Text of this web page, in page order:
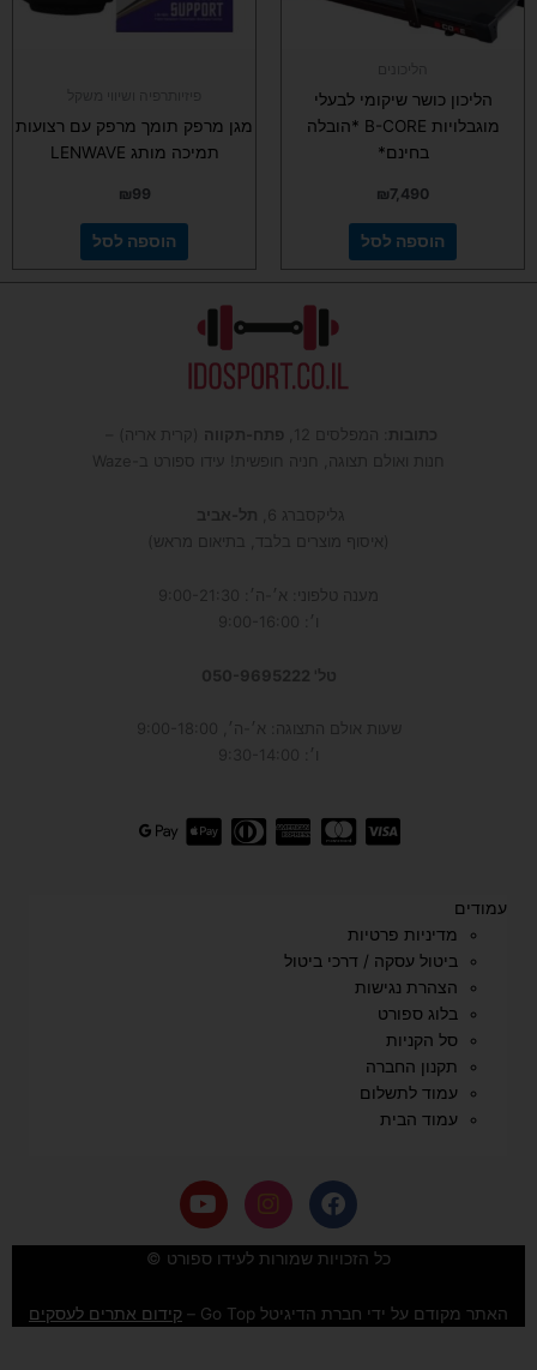
הליכון כושר שיקומי לבעלי
מוגבלויות B-CORE *הובלה
בחינם*
₪7,490
הוספה לסל
מגן מרפק תומך מרפק עם רצועות
תמיכה מותג LENWAVE
₪99
הוספה לסל
כתובות : המפלסים 12, פתח-תקווה (קרית אריה) –
חנות ואולם תצוגה, חניה חופשית! עידו ספורט ב-Waze
גליקסברג 6,
תל-אביב
(איסוף מוצרים בלבד, בתיאום מראש)
מענה טלפוני: א׳-ה׳: 9:00-21:30
ו׳: 9:00-16:00
טל' 050-9695222
שעות אולם התצוגה: א׳-ה׳, 9:00-18:00
ו׳: 9:30-14:00
עמודים
מדיניות פרטיות
ביטול עסקה / דרכי ביטול
הצהרת נגישות
בלוג ספורט
סל הקניות
תקנון החברה
עמוד לתשלום
עמוד הבית
F
a
c
e
o
o
I
n
s
t
g
r
Y
o
u
t
b
e
כל הזכויות שמורות לעידו ספורט ©
האתר מקודם על ידי חברת הדיגיטל Go Top – קידום אתרים לעסקים